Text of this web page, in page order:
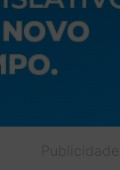
Publicidade